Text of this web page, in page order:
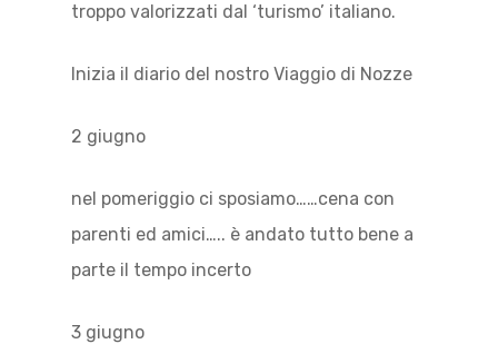
troppo valorizzati dal ‘turismo’ italiano.
Inizia il diario del nostro Viaggio di Nozze
2 giugno
nel pomeriggio ci sposiamo……cena con
parenti ed amici….. è andato tutto bene a
parte il tempo incerto
3 giugno